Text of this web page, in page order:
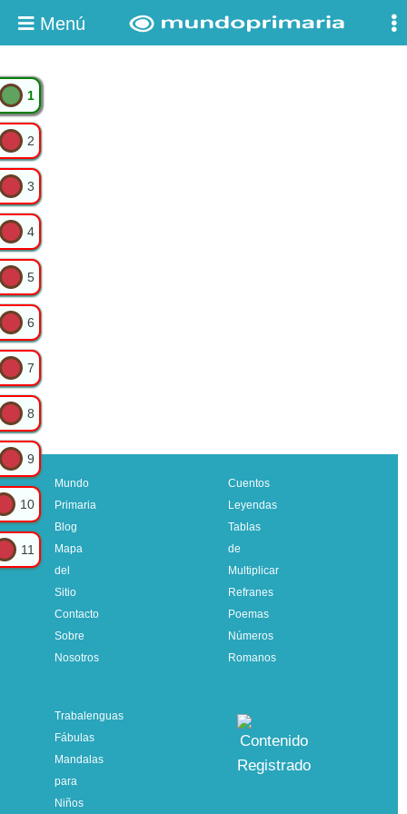
Menú
1
2
3
4
5
6
7
8
9
10
11
Mundo
Primaria
Blog
Mapa
del
Sitio
Contacto
Sobre
Nosotros
Cuentos
Leyendas
Tablas
de
Multiplicar
Refranes
Poemas
Números
Romanos
Trabalenguas
Fábulas
Mandalas
para
Niños